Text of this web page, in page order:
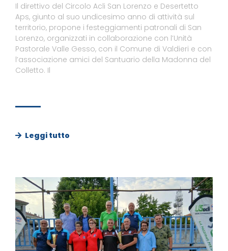
Il direttivo del Circolo Acli San Lorenzo e Desertetto
Aps, giunto al suo undicesimo anno di attività sul
territorio, propone i festeggiamenti patronali di San
Lorenzo, organizzati in collaborazione con l’Unità
Pastorale Valle Gesso, con il Comune di Valdieri e con
l’associazione amici del Santuario della Madonna del
Colletto. Il
Leggi tutto